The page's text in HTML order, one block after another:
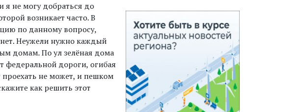
я не могу добраться до
возникает часто. В
по данному вопросу,
нет. Неужели нужно каждый
домам. По ул зелёная дома
федеральной дороги, огибая
не может, и пешком
как решить этот